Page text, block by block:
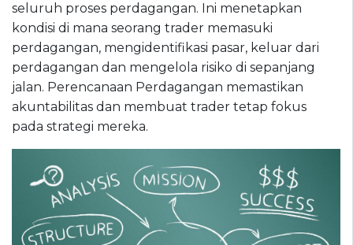
seluruh proses perdagangan. Ini menetapkan
kondisi di mana seorang trader memasuki
perdagangan, mengidentifikasi pasar, keluar dari
perdagangan dan mengelola risiko di sepanjang
jalan. Perencanaan Perdagangan memastikan
akuntabilitas dan membuat trader tetap fokus
pada strategi mereka.